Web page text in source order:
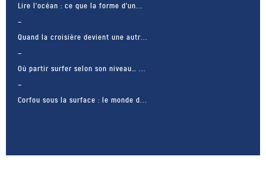
Lire l’océan : ce que la forme d’un...
Quand la croisière devient une autr...
Où partir surfer selon son niveau… ...
Corfou sous la surface : le monde d...